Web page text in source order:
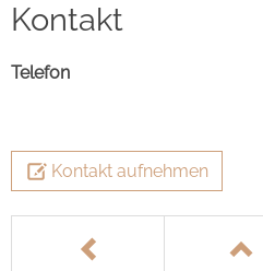
Kontakt
Telefon
Kontakt aufnehmen